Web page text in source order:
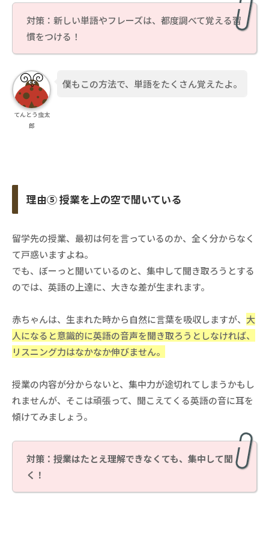
対策：新しい単語やフレーズは、都度調べて覚える習
慣をつける！
てんとう虫太
郎
僕もこの方法で、単語をたくさん覚えたよ。
理由⑤ 授業を上の空で聞いている
留学先の授業、最初は何を言っているのか、全く分からなく
て戸惑いますよね。
でも、ぼーっと聞いているのと、集中して聞き取ろうとする
のでは、英語の上達に、大きな差が生まれます。
赤ちゃんは、生まれた時から自然に言葉を吸収しますが、 大
人になると意識的に英語の音声を聞き取ろうとしなければ、
リスニング力はなかなか伸びません。
授業の内容が分からないと、集中力が途切れてしまうかもし
れませんが、そこは頑張って、聞こえてくる英語の音に耳を
傾けてみましょう。
対策：授業はたとえ理解できなくても、集中して聞
く！